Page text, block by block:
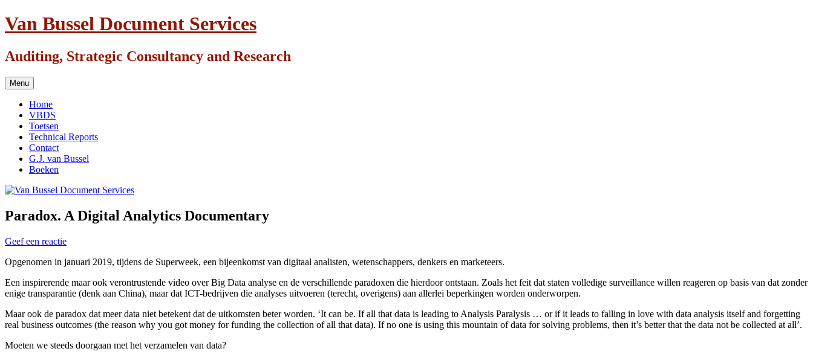
Ga
naar
inhoud
Van Bussel Document Services
Auditing, Strategic Consultancy and Research
Menu
Home
VBDS
Toetsen
Technical Reports
Contact
G.J. van Bussel
Boeken
Paradox. A Digital Analytics Documentary
Geef een reactie
Opgenomen in januari 2019, tijdens de Superweek, een bijeenkomst van digitaal analisten, wetenschappers, denkers en marketeers.
Een inspirerende maar ook verontrustende video over Big Data analyse en de verschillende paradoxen die hierdoor ontstaan. Zoals het feit dat staten volledige surveillance willen reageren op basis van dat zonder
enige transparantie (denk aan China), maar dat ICT-bedrijven die analyses uitvoeren (terecht, overigens) aan allerlei beperkingen worden onderworpen.
Maar ook de paradox dat meer data niet betekent dat de uitkomsten beter worden. ‘It can be. If all that data is leading to Analysis Paralysis … or if it leads to falling in love with data analysis itself and forgetting
real business outcomes (the reason why you got money for funding the collection of all that data). If no one is using this mountain of data for solving problems, then it’s better that the data not be collected at all’.
Moeten we steeds doorgaan met het verzamelen van data?